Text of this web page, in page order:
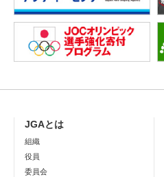
JGAとは
組織
役員
委員会